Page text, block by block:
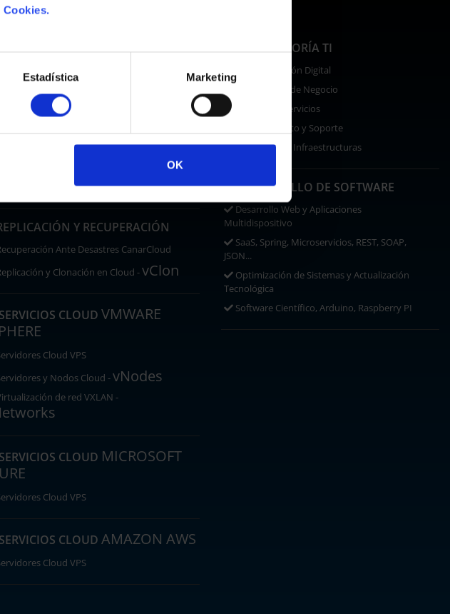
Estadística Marketing
OK
Blog
BACKUPACRONIS CYBER
Cloud Backup Servidores
Cloud Backup VM
Cloud Backup Correo
Cloud Backup Google Workspace
Y RECUPERACIÓN
Ante Desastres CanarCloud
y Clonación en Cloud -vClon
SERVICIOS CLOUD VMWARE
Cloud VPS
y Nodos Cloud -vNodes
de red VXLAN -
SERVICIOS CLOUD MICROSOFT
Cloud VPS
SERVICIOS CLOUD AMAZON AWS
Cloud VPS
CONSULTORÍA TI
Transformación Digital
Continuidad de Negocio
Gestión de Servicios
Asesoramiento y Soporte
Seguridad de Infraestructuras
DESARROLLO DE SOFTWARE
Desarrollo Web y Aplicaciones
Multidispositivo
SaaS, Spring, Microservicios, REST, SOAP,
JSON...
Optimización de Sistemas y Actualización
Tecnológica
Software Científico, Arduino, Raspberry PI